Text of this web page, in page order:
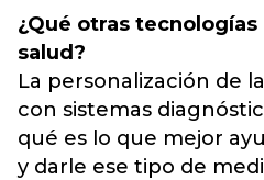
¿Qué otras
salud?
La personalización de
con sistemas
qué es lo que mejor
y darle ese tipo de